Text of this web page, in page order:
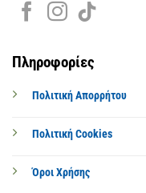
Πληροφορίες
Πολιτική Απορρήτου
Πολιτική Cookies
Όροι Χρήσης